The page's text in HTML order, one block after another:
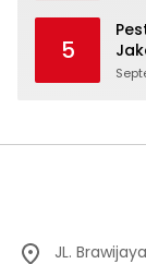
5
JL.